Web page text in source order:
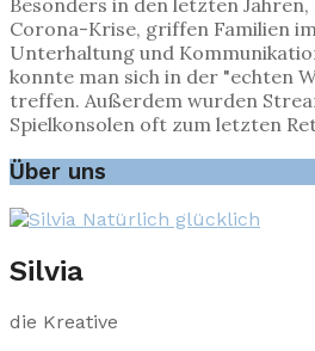
Besonders in den letzten
Corona-Krise, griffen Familien
Unterhaltung und
konnte man sich in der "echten
treffen. Außerdem wurden
Spielkonsolen oft zum letzten
Über uns
Silvia
die Kreative